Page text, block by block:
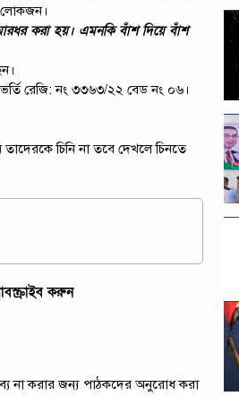
লোকজন।
করা হয়। এমনকি বাঁশ দিয়ে বাঁশ
ভর্তি রেজি: নং ৩৩৬৩/২২ বেড নং ০৬।
চিনি না তবে দেখলে চিনতে
করুন
না করার জন্য পাঠকদের অনুরোধ করা